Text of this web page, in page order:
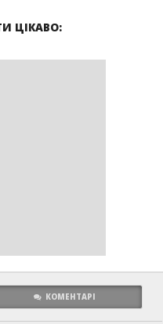
ЦІКАВО:
КОМЕНТАРІ